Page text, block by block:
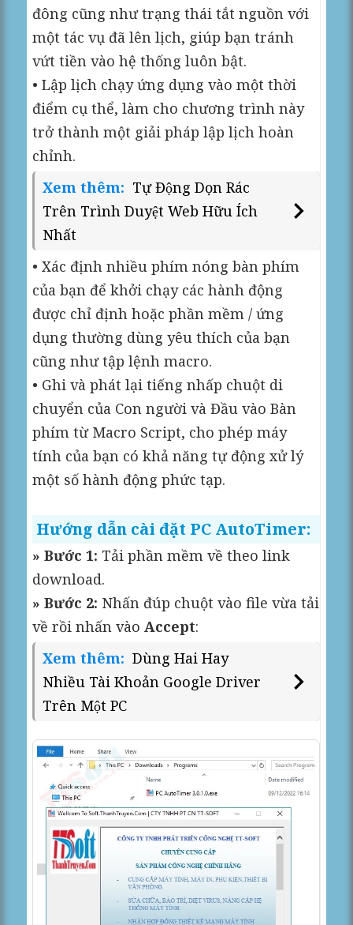
đông cũng như trạng thái tắt nguồn với
một tác vụ đã lên lịch, giúp bạn tránh
vứt tiền vào hệ thống luôn bật.
• Lập lịch chạy ứng dụng vào một thời
điểm cụ thể, làm cho chương trình này
trở thành một giải pháp lập lịch hoàn
chỉnh.
Xem thêm: Tự Động Dọn Rác
Trên Trình Duyệt Web Hữu Ích
Nhất
• Xác định nhiều phím nóng bàn phím
của bạn để khởi chạy các hành động
được chỉ định hoặc phần mềm / ứng
dụng thường dùng yêu thích của bạn
cũng như tập lệnh macro.
• Ghi và phát lại tiếng nhấp chuột di
chuyển của Con người và Đầu vào Bàn
phím từ Macro Script, cho phép máy
tính của bạn có khả năng tự động xử lý
một số hành động phức tạp.
Hướng dẫn cài đặt PC AutoTimer:
» Bước 1: Tải phần mềm về theo link
download.
» Bước 2: Nhấn đúp chuột vào file vừa tải
về rồi nhấn vàoAccept:
Xem thêm: Dùng Hai Hay
Nhiều Tài Khoản Google Driver
Trên Một PC